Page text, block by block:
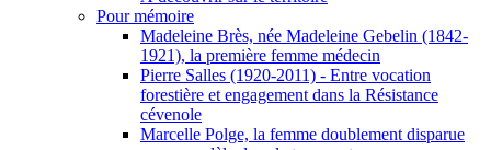
Pour mémoire
Madeleine Brès, née Madeleine Gebelin (1842-
1921), la première femme médecin
Pierre Salles (1920-2011) - Entre vocation
forestière et engagement dans la Résistance
cévenole
Marcelle Polge, la femme doublement disparue